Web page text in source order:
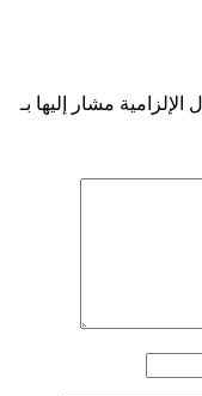
الإلزامية مشار إليها بـ